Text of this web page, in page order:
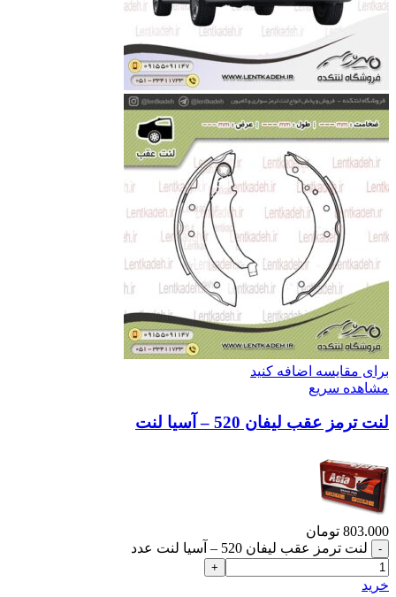
برای مقایسه اضافه کنید
مشاهده سریع
لنت ترمز عقب لیفان 520 – آسیا لنت
803.000 تومان
لنت ترمز عقب لیفان 520 – آسیا لنت عدد
خرید